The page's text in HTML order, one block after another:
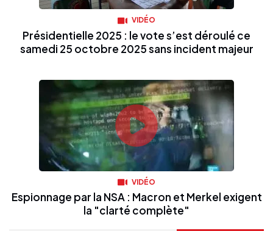
VIDÉO
Présidentielle 2025 : le vote s’est déroulé ce
samedi 25 octobre 2025 sans incident majeur
VIDÉO
Espionnage par la NSA : Macron et Merkel exigent
la "clarté complète"